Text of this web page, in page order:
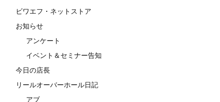
ビワエフ・ネットストア
お知らせ
アンケート
イベント＆セミナー告知
今日の店長
リールオーバーホール日記
アブ